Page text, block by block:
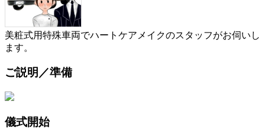
美粧式用特殊車両でハートケアメイクのスタッフがお伺いし
ます。
ご説明／準備
儀式開始